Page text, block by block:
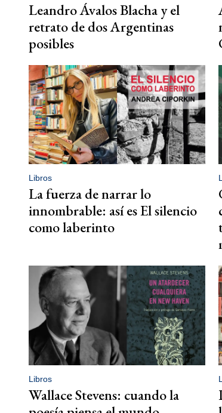
Leandro Ávalos Blacha y el
retrato de dos Argentinas
posibles
Libros
La fuerza de narrar lo
innombrable: así es El silencio
como laberinto
Libros
Wallace Stevens: cuando la